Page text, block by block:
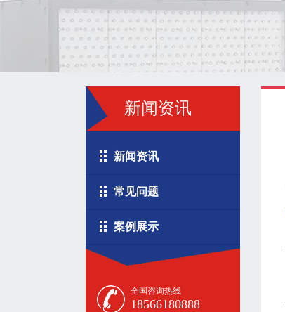
新闻资讯
新闻资讯
常见问题
案例展示
全国咨询热线
18566180888